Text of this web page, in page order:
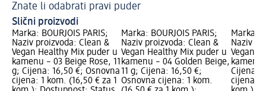
Znate li odabrati pravi puder
Slični proizvodi
Marka: BOURJOIS PARIS;
Naziv proizvoda: Clean &
Vegan Healthy Mix puder u
kamenu – 03 Beige Rose, 11
g; Cijena: 16,50 €; Osnovna
cijena: 1 kom. (16,50 € za 1
Marka: BOURJOIS PARIS;
Naziv proizvoda: Clean &
Vegan Healthy Mix puder u
kamenu – 04 Golden Beige,
11 g; Cijena: 16,50 €;
Osnovna cijena: 1 kom.
Marka:
Naziv
Vegan
kamenu
Cijena:
cijena: 1